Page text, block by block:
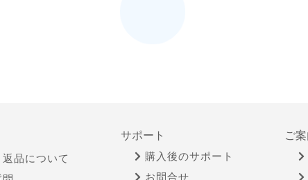
品について
サポート
購入後のサポート
お問合せ
ご